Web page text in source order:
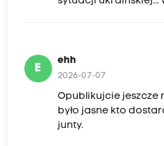
E
ehh
2026-07-07
Opublikujcie jeszcze
było jasne kto
junty.